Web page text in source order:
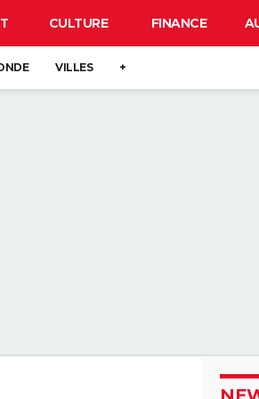
CULTURE FINANCE
VILLES +